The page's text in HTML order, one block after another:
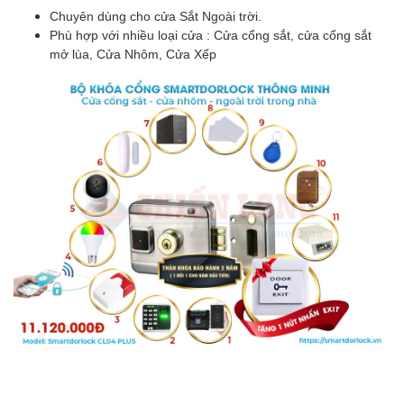
Chuyên dùng cho cửa Sắt Ngoài trời.
Phù hợp với nhiều loại cửa : Cửa cổng sắt, cửa cổng sắt
mở lùa, Cửa Nhôm, Cửa Xếp